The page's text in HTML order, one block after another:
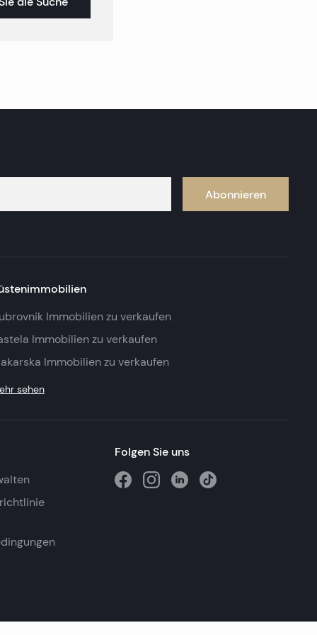
Abonnieren
Immobilien zu verkaufen
Immobilien zu verkaufen
Immobilien zu verkaufen
sehen
Folgen Sie uns